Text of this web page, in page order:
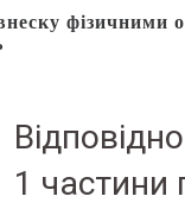
фізичними
1 частини